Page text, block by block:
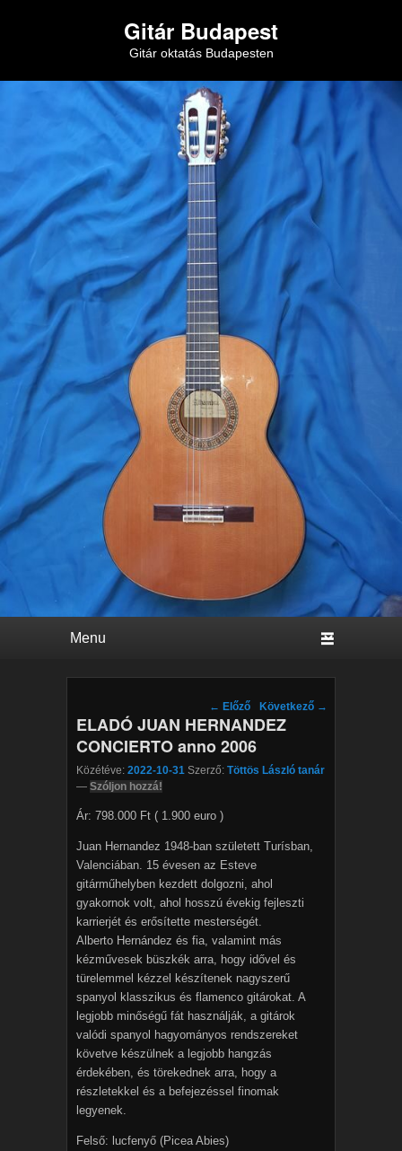
Gitár Budapest
Gitár oktatás Budapesten
Post navigation
← Előző Következő →
ELADÓ JUAN HERNANDEZ
CONCIERTO anno 2006
Közétéve: 2022-10-31 Szerző: Töttös László tanár
— Szóljon hozzá!
Ár: 798.000 Ft ( 1.900 euro )
Juan Hernandez 1948-ban született Turísban,
Valenciában. 15 évesen az Esteve
gitárműhelyben kezdett dolgozni, ahol
gyakornok volt, ahol hosszú évekig fejleszti
karrierjét és erősítette mesterségét.
Alberto Hernández és fia, valamint más
kézművesek büszkék arra, hogy idővel és
türelemmel kézzel készítenek nagyszerű
spanyol klasszikus és flamenco gitárokat. A
legjobb minőségű fát használják, a gitárok
valódi spanyol hagyományos rendszereket
követve készülnek a legjobb hangzás
érdekében, és törekednek arra, hogy a
részletekkel és a befejezéssel finomak
legyenek.
Felső: lucfenyő (Picea Abies)